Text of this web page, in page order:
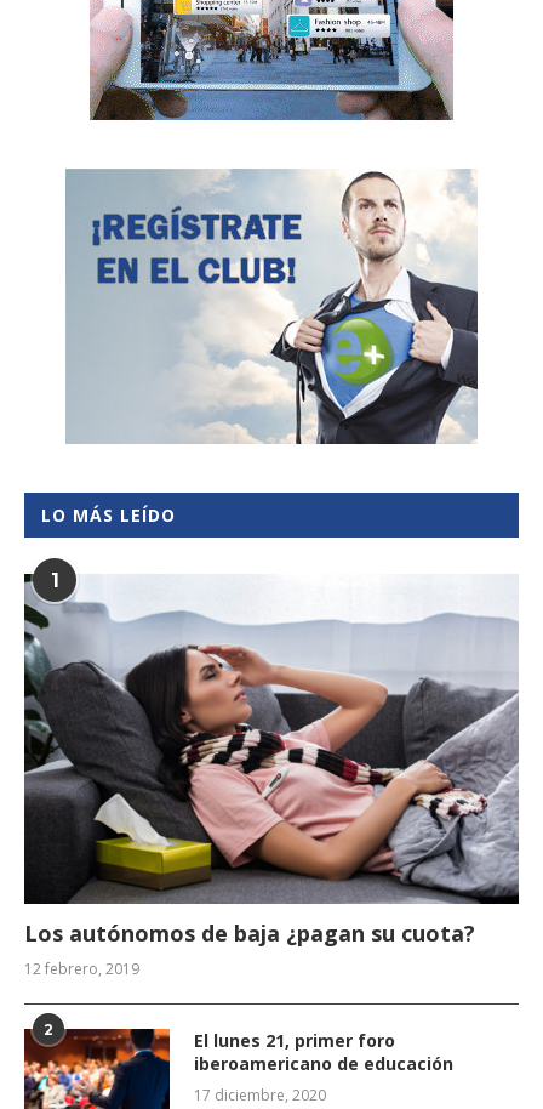
LO MÁS LEÍDO
1
Los autónomos de baja ¿pagan su cuota?
12 febrero, 2019
2
El lunes 21, primer foro
iberoamericano de educación
17 diciembre, 2020